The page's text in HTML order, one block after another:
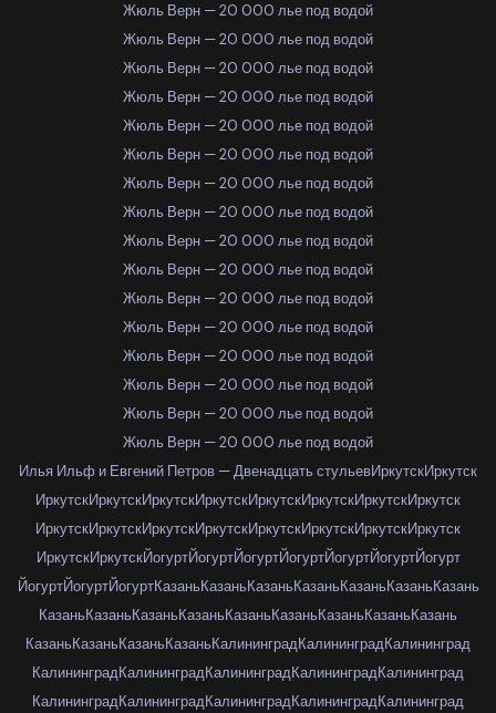
Жюль Верн — 20 000 лье под водой
Жюль Верн — 20 000 лье под водой
Жюль Верн — 20 000 лье под водой
Жюль Верн — 20 000 лье под водой
Жюль Верн — 20 000 лье под водой
Жюль Верн — 20 000 лье под водой
Жюль Верн — 20 000 лье под водой
Жюль Верн — 20 000 лье под водой
Жюль Верн — 20 000 лье под водой
Жюль Верн — 20 000 лье под водой
Жюль Верн — 20 000 лье под водой
Жюль Верн — 20 000 лье под водой
Жюль Верн — 20 000 лье под водой
Жюль Верн — 20 000 лье под водой
Жюль Верн — 20 000 лье под водой
Жюль Верн — 20 000 лье под водой
Илья Ильф и Евгений Петров — Двенадцать стульевИркутскИркутск
ИркутскИркутскИркутскИркутскИркутскИркутскИркутскИркутск
ИркутскИркутскИркутскИркутскИркутскИркутскИркутскИркутск
ИркутскИркутскЙогуртЙогуртЙогуртЙогуртЙогуртЙогуртЙогурт
ЙогуртЙогуртЙогуртКазаньКазаньКазаньКазаньКазаньКазаньКазань
КазаньКазаньКазаньКазаньКазаньКазаньКазаньКазаньКазань
КазаньКазаньКазаньКазаньКалининградКалининградКалининград
КалининградКалининградКалининградКалининградКалининград
КалининградКалининградКалининградКалининградКалининград